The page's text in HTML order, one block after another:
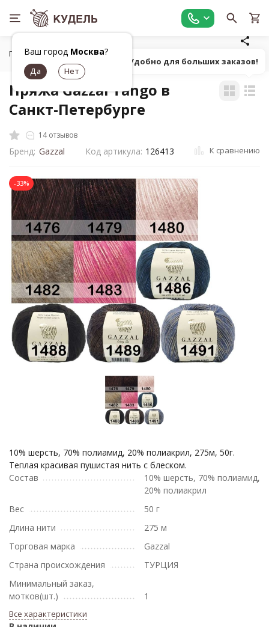
Ваш город Москва?
Главная Все для вязания
Пряжа Gazzal Tango в
Санкт-Петербурге
14 отзывов
Бренд: Gazzal Код артикула: 126413 К сравнению
-33%
10% шерсть, 70% полиамид, 20% полиакрил, 275м, 50г.
Теплая красивая пушистая нить с блеском.
Состав
10% шерсть, 70% полиамид,
20% полиакрил
Вес
50 г
Длина нити
275 м
Торговая марка
Gazzal
Страна происхождения
ТУРЦИЯ
Минимальный заказ,
мотков(шт.)
1
Все характеристики
Попробуй! Удобно для больших заказов!